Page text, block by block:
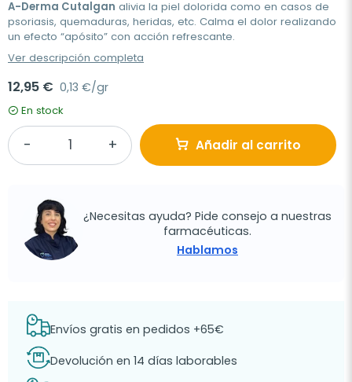
A-Derma Cutalgan alivia la piel dolorida como en casos de
psoriasis, quemaduras, heridas, etc. Calma el dolor realizando
un efecto “apósito” con acción refrescante.
Ver descripción completa
12,95 € 0,13 €/gr
En stock
Añadir al carrito
¿Necesitas ayuda? Pide consejo a nuestras
farmacéuticas.
Hablamos
Envíos gratis en pedidos +65€
Devolución en 14 días laborables